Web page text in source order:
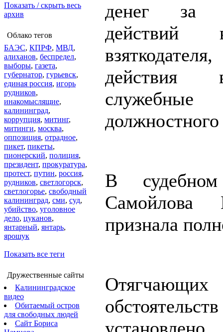
Показать / скрыть весь
архив
Облако тегов
БАЭС, КПРФ, МВД,
алиханов, беспредел,
выборы, газета,
губернатор, гурьевск,
единая россия, игорь
рудников,
инакомыслящие,
калининград,
коррупция, митинг,
митинги, москва,
оппозиция, отрадное,
пикет, пикеты,
пионерский, полиция,
президент, прокуратура,
протест, путин, россия,
рудников, светлогорск,
светлогорье, свободный
калининград, сми, суд,
убийство, уголовное
дело, цуканов,
янтарный, янтарь,
ярошук
Показать все теги
Дружественные сайты
Калининградское
видео
Обитаемый остров
для свободных людей
Сайт Бориса
денег за
действий
действия
служебные
В судебном
признала
Отягчающих